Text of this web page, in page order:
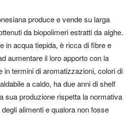
produce e vende su larga
da biopolimeri estratti da alghe.
in acqua tiepida, è ricca di fibre e
aumentare il loro apporto con la
in termini di aromatizzazioni, colori di
a caldo, ha due anni di shelf
sua produzione rispetta la normativa
alimenti e qualora non fosse